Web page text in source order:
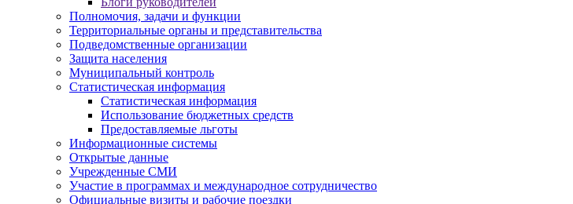
Полномочия, задачи и функции
Территориальные органы и представительства
Подведомственные организации
Защита населения
Муниципальный контроль
Статистическая информация
Статистическая информация
Использование бюджетных средств
Предоставляемые льготы
Информационные системы
Открытые данные
Учрежденные СМИ
Участие в программах и международное сотрудничество
Официальные визиты и рабочие поездки